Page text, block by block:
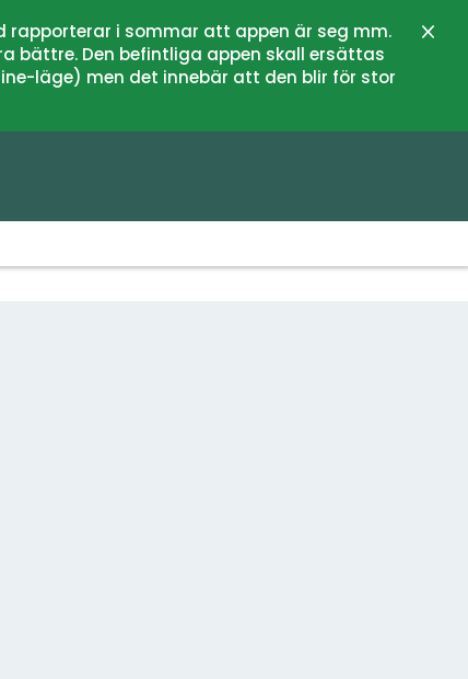
rapporterar i sommar att appen är seg mm.
bättre. Den befintliga appen skall ersättas
läge) men det innebär att den blir för stor
Close